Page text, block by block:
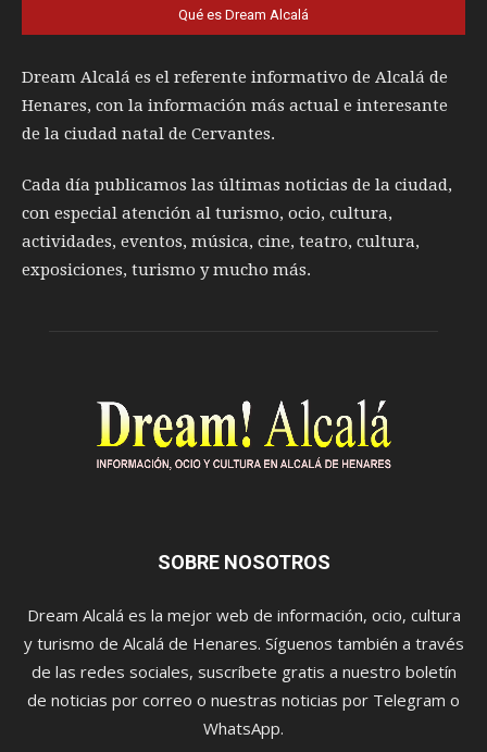
Qué es Dream Alcalá
Dream Alcalá es el referente informativo de Alcalá de
Henares, con la información más actual e interesante
de la ciudad natal de Cervantes.
Cada día publicamos las últimas noticias de la ciudad,
con especial atención al turismo, ocio, cultura,
actividades, eventos, música, cine, teatro, cultura,
exposiciones, turismo y mucho más.
SOBRE NOSOTROS
Dream Alcalá es la mejor web de información, ocio, cultura
y turismo de Alcalá de Henares. Síguenos también a través
de las redes sociales, suscríbete gratis a nuestro boletín
de noticias por correo o nuestras noticias por Telegram o
WhatsApp.